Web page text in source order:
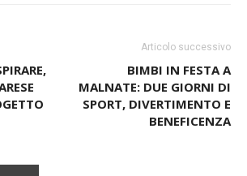
Articolo successivo
BIMBI IN FESTA A
MALNATE: DUE GIORNI DI
SPORT, DIVERTIMENTO E
BENEFICENZA